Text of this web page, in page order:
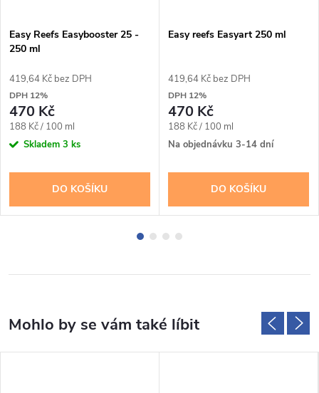
Easy Reefs Easybooster 25 -
250 ml
419,64 Kč bez DPH
DPH 12%
470 Kč
Měrná
cena:
188 Kč / 100 ml
Skladem 3 ks
DO KOŠÍKU
Easy reefs Easyart 250 ml
419,64 Kč bez DPH
DPH 12%
470 Kč
Měrná
cena:
188 Kč / 100 ml
Na objednávku 3-14 dní
DO KOŠÍKU